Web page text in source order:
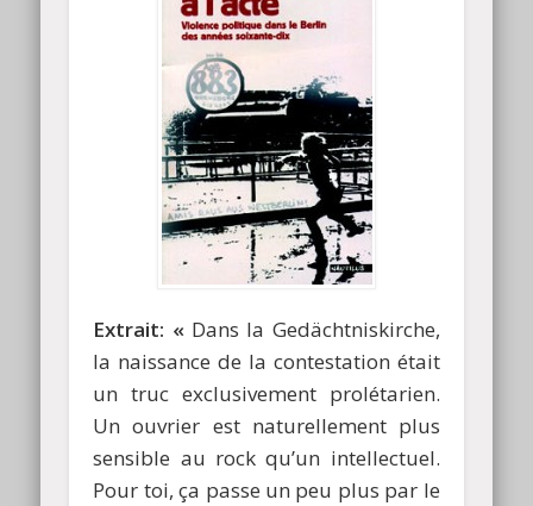
Extrait: « Dans la Gedächtniskirche,
la naissance de la contestation était
un truc exclusivement prolétarien.
Un ouvrier est naturellement plus
sensible au rock qu’un intellectuel.
Pour toi, ça passe un peu plus par le